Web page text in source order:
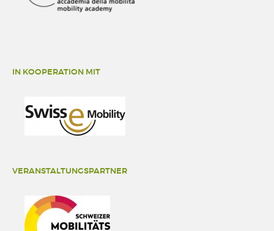
IN KOOPERATION MIT
VERANSTALTUNGSPARTNER